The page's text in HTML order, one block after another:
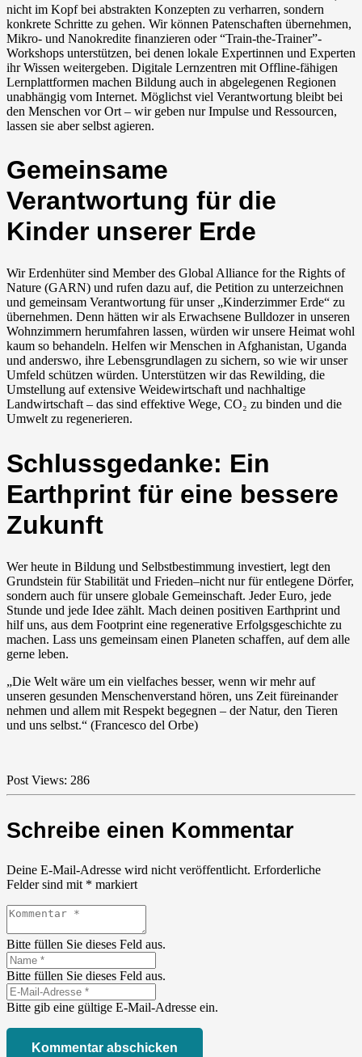
nicht im Kopf bei abstrakten Konzepten zu verharren, sondern
konkrete Schritte zu gehen. Wir können Patenschaften übernehmen,
Mikro- und Nanokredite finanzieren oder “Train-the-Trainer”-
Workshops unterstützen, bei denen lokale Expertinnen und Experten
ihr Wissen weitergeben. Digitale Lernzentren mit Offline-fähigen
Lernplattformen machen Bildung auch in abgelegenen Regionen
unabhängig vom Internet. Möglichst viel Verantwortung bleibt bei
den Menschen vor Ort – wir geben nur Impulse und Ressourcen,
lassen sie aber selbst agieren.
Gemeinsame
Verantwortung für die
Kinder unserer Erde
Wir Erdenhüter sind Member des Global Alliance for the Rights of
Nature (GARN) und rufen dazu auf, die Petition zu unterzeichnen
und gemeinsam Verantwortung für unser „Kinderzimmer Erde“ zu
übernehmen. Denn hätten wir als Erwachsene Bulldozer in unseren
Wohnzimmern herumfahren lassen, würden wir unsere Heimat wohl
kaum so behandeln. Helfen wir Menschen in Afghanistan, Uganda
und anderswo, ihre Lebensgrundlagen zu sichern, so wie wir unser
Umfeld schützen würden. Unterstützen wir das Rewilding, die
Umstellung auf extensive Weidewirtschaft und nachhaltige
Landwirtschaft – das sind effektive Wege, CO₂ zu binden und die
Umwelt zu regenerieren.
Schlussgedanke: Ein
Earthprint für eine bessere
Zukunft
Wer heute in Bildung und Selbstbestimmung investiert, legt den
Grundstein für Stabilität und Frieden–nicht nur für entlegene Dörfer,
sondern auch für unsere globale Gemeinschaft. Jeder Euro, jede
Stunde und jede Idee zählt. Mach deinen positiven Earthprint und
hilf uns, aus dem Footprint eine regenerative Erfolgsgeschichte zu
machen. Lass uns gemeinsam einen Planeten schaffen, auf dem alle
gerne leben.
„Die Welt wäre um ein vielfaches besser, wenn wir mehr auf
unseren gesunden Menschenverstand hören, uns Zeit füreinander
nehmen und allem mit Respekt begegnen – der Natur, den Tieren
und uns selbst.“ (Francesco del Orbe)
Post Views: 286
Schreibe einen Kommentar
Deine E-Mail-Adresse wird nicht veröffentlicht. Erforderliche
Felder sind mit * markiert
Bitte füllen Sie dieses Feld aus.
Bitte füllen Sie dieses Feld aus.
Bitte gib eine gültige E-Mail-Adresse ein.
Kommentar abschicken